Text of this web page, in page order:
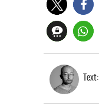
Text: